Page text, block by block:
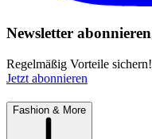
Newsletter abonnieren
Regelmäßig Vorteile sichern!
Jetzt abonnieren
Fashion & More